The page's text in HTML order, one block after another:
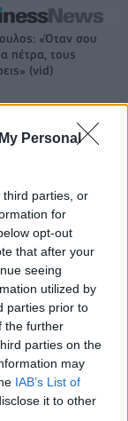
Personal
third parties, or
for
opt-out
that after your
seeing
utilized by
parties prior to
the further
parties on the
may
IAB’s List of
it to other
«Όταν σου
πέτρα, τους
(vid)
Ιούλιο
EBITDA στο α'
550 εκατ. ευρώ –
313 εκατ. ευρώ